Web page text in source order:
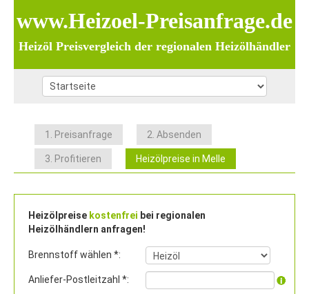
www.Heizoel-Preisanfrage.de
Heizöl Preisvergleich der regionalen Heizölhändler
1. Preisanfrage 2. Absenden
3. Profitieren Heizölpreise in Melle
Heizölpreise kostenfrei bei regionalen
Heizölhändlern anfragen!
Brennstoff wählen *:
Anliefer-Postleitzahl *: